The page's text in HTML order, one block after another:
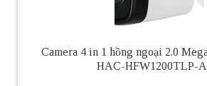
Camera 4 in 1 hồng ngoại 2.0
HAC-HFW1200TLP-